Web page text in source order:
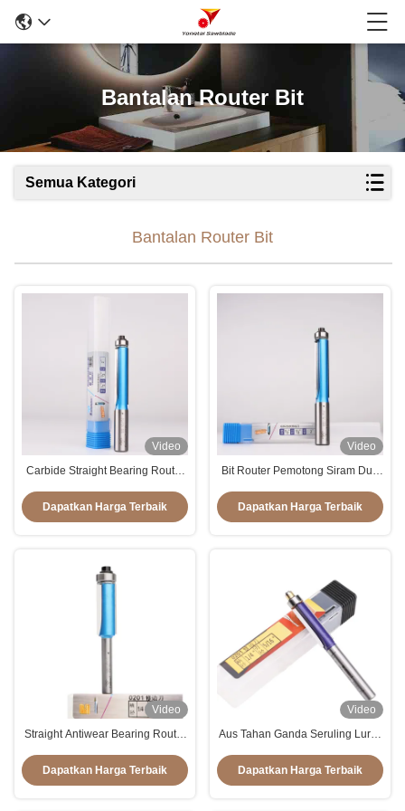
Bantalan Router Bit
Semua Kategori
Bantalan Router Bit
Video
Carbide Straight Bearing Router
Dapatkan Harga Terbaik
Video
Bit Router Pemotong Siram Dua
Antirust Dengan Bantalan
Dapatkan Harga Terbaik
Video
Straight Antiwear Bearing Router
Dapatkan Harga Terbaik
Video
Aus Tahan Ganda Seruling Lurus
Dapatkan Harga Terbaik